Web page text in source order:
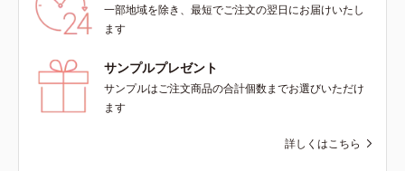
一部地域を除き、最短でご注文の翌日にお届けいたし
ます
サンプルプレゼント
サンプルはご注文商品の合計個数までお選びいただけ
ます
詳しくはこちら